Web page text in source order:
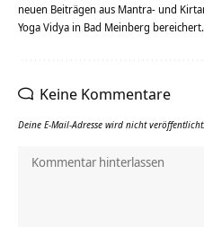
neuen Beiträgen aus Mantra- und
Yoga Vidya in Bad Meinberg bereichert.
Keine Kommentare
Deine E-Mail-Adresse wird nicht veröffentlicht.